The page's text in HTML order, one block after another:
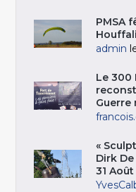
PMSA
admin
Le 300
Guerre
«
Dirk De
31 Août